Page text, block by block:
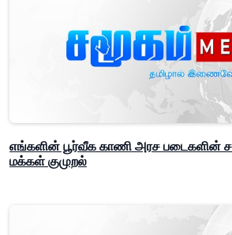
எங்களின் பூர்வீக காணி அரச படைகளின்
மக்கள் குமுறல்